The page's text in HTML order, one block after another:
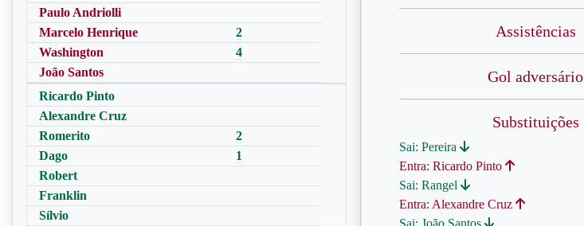
Paulo Andriolli
Marcelo Henrique
2
Washington
4
João Santos
Ricardo Pinto
Alexandre Cruz
Romerito
2
Dago
1
Robert
Franklin
Sílvio
Assistências
Gol adversário
Substituições
Sai: Pereira
Entra: Ricardo Pinto
Sai: Rangel
Entra: Alexandre Cruz
Sai: João Santos